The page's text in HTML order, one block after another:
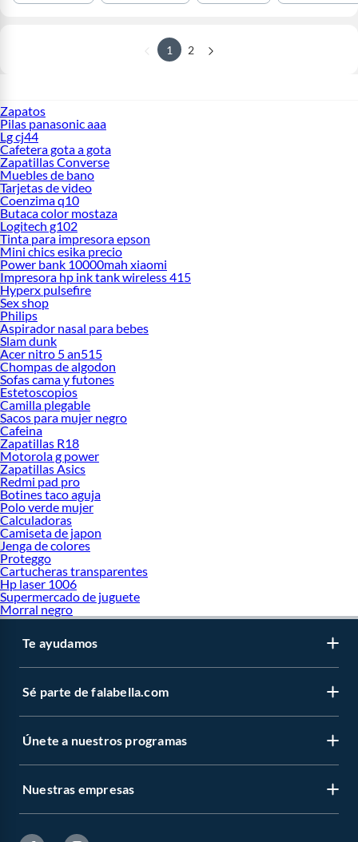
1 2
Zapatos
Pilas panasonic aaa
Lg cj44
Cafetera gota a gota
Zapatillas Converse
Muebles de bano
Tarjetas de video
Coenzima q10
Butaca color mostaza
Logitech g102
Tinta para impresora epson
Mini chics esika precio
Power bank 10000mah xiaomi
Impresora hp ink tank wireless 415
Hyperx pulsefire
Sex shop
Philips
Aspirador nasal para bebes
Slam dunk
Acer nitro 5 an515
Chompas de algodon
Sofas cama y futones
Estetoscopios
Camilla plegable
Sacos para mujer negro
Cafeina
Zapatillas R18
Motorola g power
Zapatillas Asics
Redmi pad pro
Botines taco aguja
Polo verde mujer
Calculadoras
Camiseta de japon
Jenga de colores
Proteggo
Cartucheras transparentes
Hp laser 1006
Supermercado de juguete
Morral negro
Te ayudamos
Sé parte de falabella.com
Únete a nuestros programas
Nuestras empresas